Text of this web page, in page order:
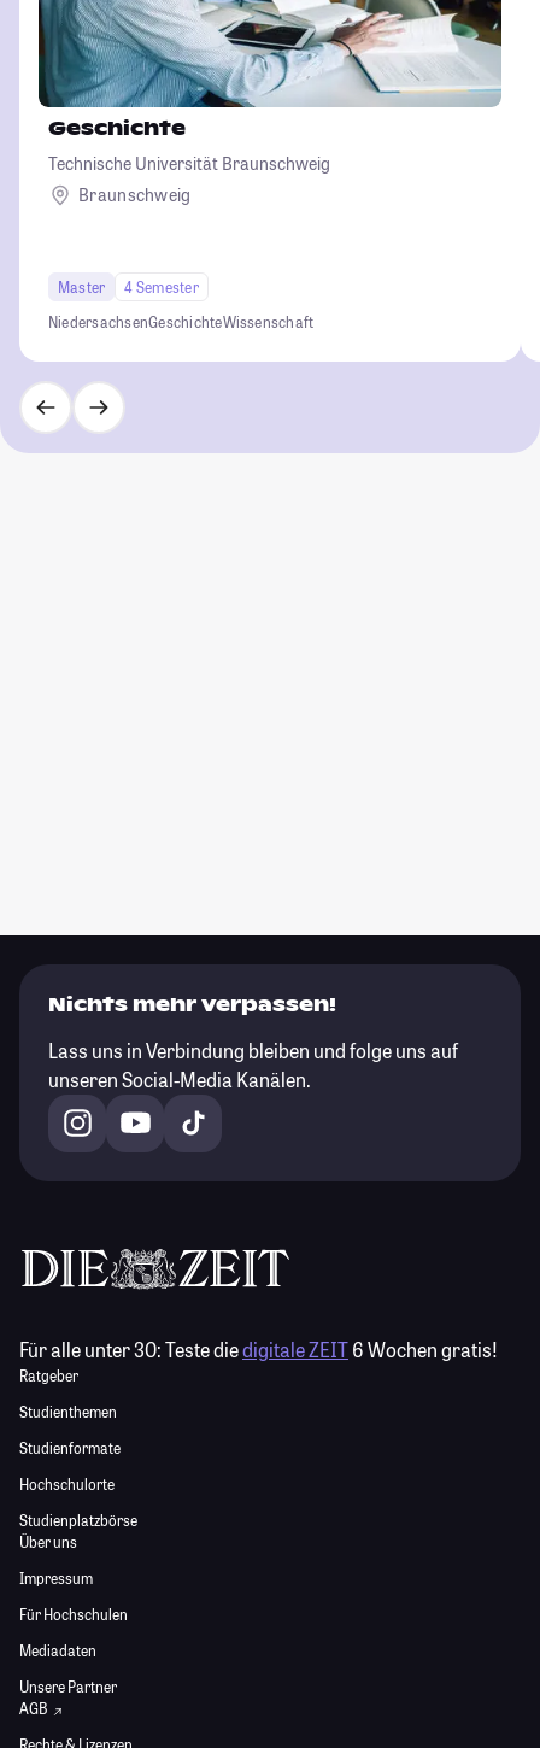
Geschichte
Technische Universität Braunschweig
Braunschweig
Master
4 Semester
NiedersachsenGeschichteWissenschaft
Nichts mehr verpassen!
Lass uns in Verbindung bleiben und folge uns auf
unseren Social-Media Kanälen.
Für alle unter 30:Teste diedigitale ZEIT6 Wochen gratis!
Ratgeber
Studienthemen
Studienformate
Hochschulorte
Studienplatzbörse
Über uns
Impressum
Für Hochschulen
Mediadaten
Unsere Partner
AGB